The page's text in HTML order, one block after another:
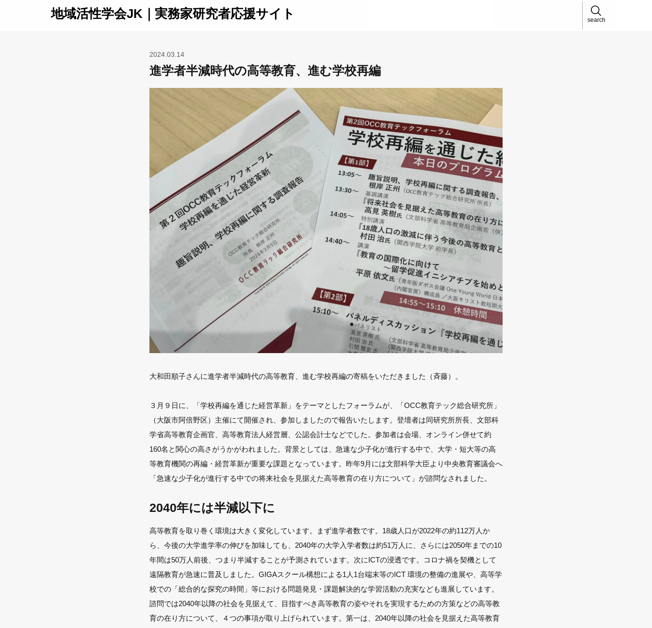
地域活性学会JK｜実務家研究者応援サイト search
2024.03.14
進学者半減時代の高等教育、進む学校再編
大和田順子さんに進学者半減時代の高等教育、進む学校再編の寄稿をいただきました（斉藤）。
３月９日に、「学校再編を通じた経営革新」をテーマとしたフォーラムが、「OCC教育テック総合研究所」
（大阪市阿倍野区）主催にて開催され、参加しましたので報告いたします。登壇者は同研究所所長、文部科
学省高等教育企画官、高等教育法人経営層、公認会計士などでした。参加者は会場、オンライン併せて約
160名と関心の高さがうかがわれました。背景としては、急速な少子化が進行する中で、大学・短大等の高
等教育機関の再編・経営革新が重要な課題となっています。昨年9月には文部科学大臣より中央教育審議会へ
「急速な少子化が進行する中での将来社会を見据えた高等教育の在り方について」が諮問なされました。
2040年には半減以下に
高等教育を取り巻く環境は大きく変化しています。まず進学者数です。18歳人口が2022年の約112万人か
ら、今後の大学進学率の伸びを加味しても、2040年の大学入学者数は約51万人に、さらには2050年までの10
年間は50万人前後、つまり半減することが予測されています。次にICTの浸透です。コロナ禍を契機として
遠隔教育が急速に普及しました。GIGAスクール構想による1人1台端末等のICT 環境の整備の進展や、高等学
校での「総合的な探究の時間」等における問題発見・課題解決的な学習活動の充実なども進展しています。
諮問では2040年以降の社会を見据えて、目指すべき高等教育の姿やそれを実現するための方策などの高等教
育の在り方について、４つの事項が取り上げられています。第一は、2040年以降の社会を見据えた高等教育